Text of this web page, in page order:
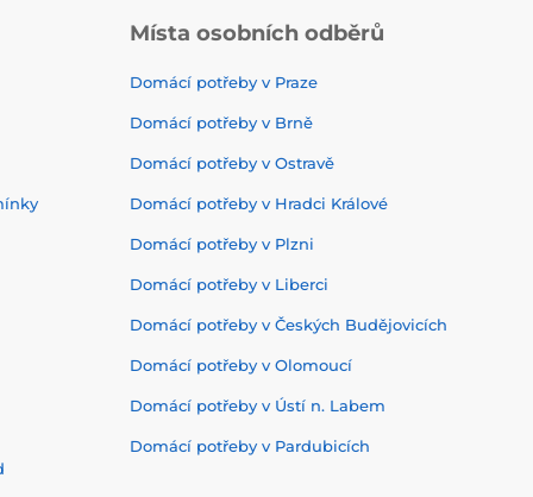
Místa osobních odběrů
Domácí potřeby v Praze
Domácí potřeby v Brně
Domácí potřeby v Ostravě
Domácí potřeby v Hradci Králové
Domácí potřeby v Plzni
Domácí potřeby v Liberci
Domácí potřeby v Českých Budějovicích
Domácí potřeby v Olomoucí
Domácí potřeby v Ústí n. Labem
Domácí potřeby v Pardubicích